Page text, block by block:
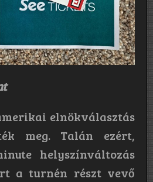
elnökválasztás
meg. Talán ezért,
helyszínváltozás
a turnén részt vevő